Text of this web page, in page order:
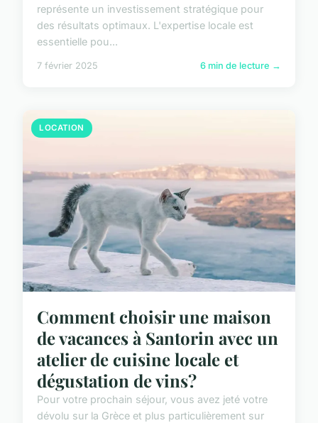
représente un investissement stratégique pour
des résultats optimaux. L'expertise locale est
essentielle pou...
7 février 2025 6 min de lecture →
LOCATION
Comment choisir une maison
de vacances à Santorin avec un
atelier de cuisine locale et
dégustation de vins?
Pour votre prochain séjour, vous avez jeté votre
dévolu sur la Grèce et plus particulièrement sur